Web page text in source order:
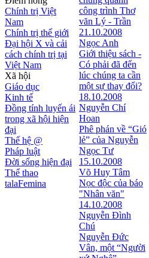
Chính trị Việt
Nam
Chính trị thế giới
Đại hội X và cải
cách chính trị tại
Việt Nam
Xã hội
Giáo dục
Kinh tế
Đồng tính luyến ái
trong xã hội hiện
đại
Thế hệ @
Pháp luật
Đời sống hiện đại
Thể thao
talaFemina
công trình Thơ
văn Lý - Trần
21.10.2008
Ngọc Anh
Giới thiệu sách -
Có phải đã đến
lúc chúng ta cần
một sự thay đổi?
18.10.2008
Nguyễn Chí
Hoan
Phê phán về “Gió
lẻ” của Nguyễn
Ngọc Tư
15.10.2008
Võ Huy Tâm
Nọc độc của báo
"Nhân văn"
14.10.2008
Nguyễn Đình
Chú
Nguyễn Đức
Vân, một “Người